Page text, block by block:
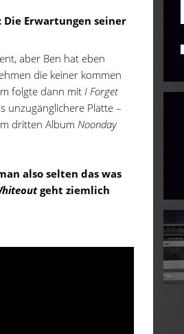
Erwartungen seiner
aber Ben hat eben
die keiner kommen
folgte dann mitI Forget
unzugänglichere Platte –
dritten AlbumNoonday
also selten das was
geht ziemlich